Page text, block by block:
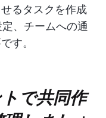
るタスクを作成
、チームへの通
す。
で共同作